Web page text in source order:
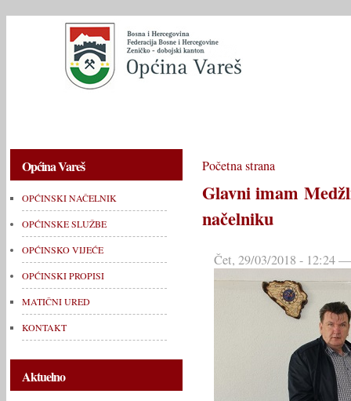
Općina Vareš
OPĆINSKI NAČELNIK
OPĆINSKE SLUŽBE
OPĆINSKO VIJEĆE
OPĆINSKI PROPISI
MATIČNI URED
KONTAKT
Aktuelno
Početna strana
Glavni imam
načelniku
Čet, 29/03/2018 - 12:24